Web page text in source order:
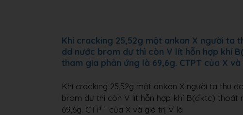
Khi cracking 25,52g một ankan X người ta
dd nước brom dư thì còn V lít hỗn hợp khí
tham gia phản ứng là 69,6g. CTPT của X
Khi cracking 25,52g một ankan X người ta thu
brom dư thì còn V lít hỗn hợp khí B(đktc) thoát
69,6g. CTPT của X và giá trị V là